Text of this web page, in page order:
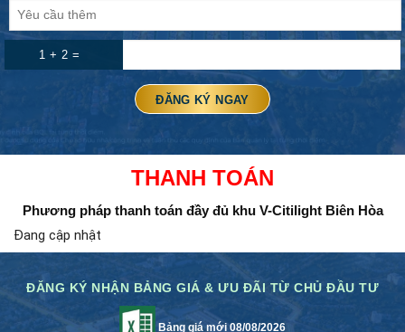
1 + 2 =
THANH TOÁN
Phương pháp thanh toán đầy đủkhu V-Citilight Biên Hòa
Đang cập nhật
ĐĂNG KÝ NHẬN BẢNG GIÁ & ƯU ĐÃI TỪ CHỦ ĐẦU TƯ
Bảng giá mới 08/08/2026